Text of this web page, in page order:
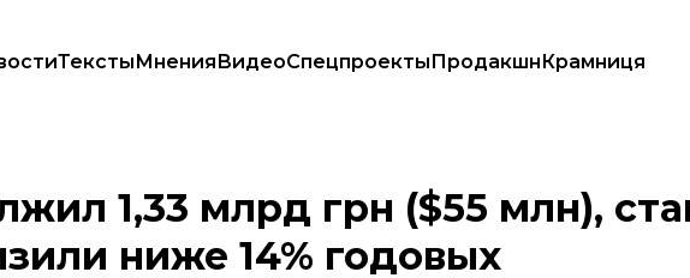
ТекстыМненияВидеоСпецпроектыПродакшнКрамниця
ставки по госдолгу снизили ниже 14% годовых
1,33 млрд грн ($55 млн),
ниже 14% годовых